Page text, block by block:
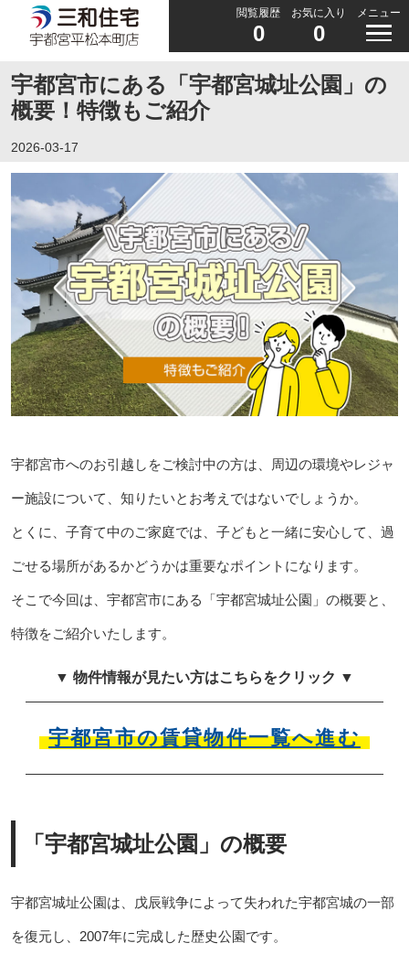
閲覧履歴
0
お気に入り
0
メニュー
宇都宮市にある「宇都宮城址公園」の
概要！特徴もご紹介
2026-03-17
宇都宮市へのお引越しをご検討中の方は、周辺の環境やレジャ
ー施設について、知りたいとお考えではないでしょうか。
とくに、子育て中のご家庭では、子どもと一緒に安心して、過
ごせる場所があるかどうかは重要なポイントになります。
そこで今回は、宇都宮市にある「宇都宮城址公園」の概要と、
特徴をご紹介いたします。
▼ 物件情報が見たい方はこちらをクリック ▼
宇都宮市の賃貸物件一覧へ進む
「宇都宮城址公園」の概要
宇都宮城址公園は、戊辰戦争によって失われた宇都宮城の一部
を復元し、2007年に完成した歴史公園です。